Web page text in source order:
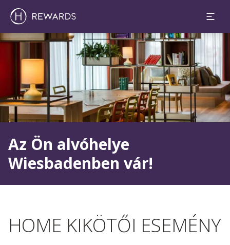
Dia: 1 of 1
Az Ön alvóhelye
Wiesbadenben vár!
HOME KIKÖTŐI ESEMÉNY